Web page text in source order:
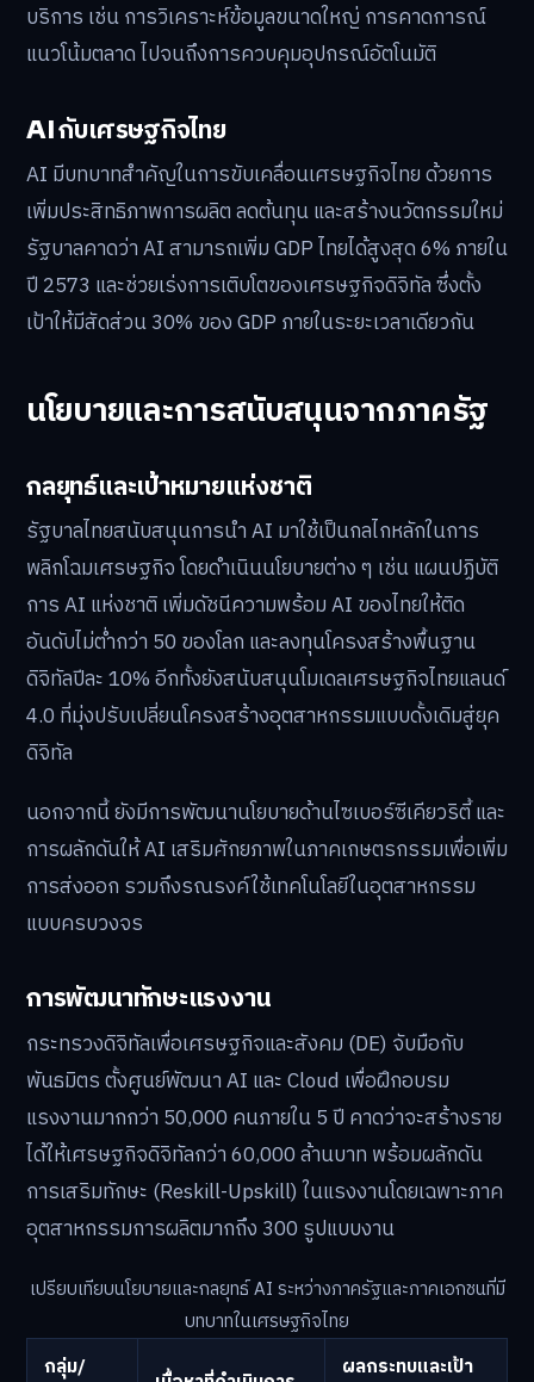
บริการ เช่น การวิเคราะห์ข้อมูลขนาดใหญ่ การคาดการณ์
แนวโน้มตลาด ไปจนถึงการควบคุมอุปกรณ์อัตโนมัติ
AI กับเศรษฐกิจไทย
AI มีบทบาทสำคัญในการขับเคลื่อนเศรษฐกิจไทย ด้วยการ
เพิ่มประสิทธิภาพการผลิต ลดต้นทุน และสร้างนวัตกรรมใหม่
รัฐบาลคาดว่า AI สามารถเพิ่ม GDP ไทยได้สูงสุด 6% ภายใน
ปี 2573 และช่วยเร่งการเติบโตของเศรษฐกิจดิจิทัล ซึ่งตั้ง
เป้าให้มีสัดส่วน 30% ของ GDP ภายในระยะเวลาเดียวกัน
นโยบายและการสนับสนุนจากภาครัฐ
กลยุทธ์และเป้าหมายแห่งชาติ
รัฐบาลไทยสนับสนุนการนำ AI มาใช้เป็นกลไกหลักในการ
พลิกโฉมเศรษฐกิจ โดยดำเนินนโยบายต่าง ๆ เช่น แผนปฏิบัติ
การ AI แห่งชาติ เพิ่มดัชนีความพร้อม AI ของไทยให้ติด
อันดับไม่ต่ำกว่า 50 ของโลก และลงทุนโครงสร้างพื้นฐาน
ดิจิทัลปีละ 10% อีกทั้งยังสนับสนุนโมเดลเศรษฐกิจไทยแลนด์
4.0 ที่มุ่งปรับเปลี่ยนโครงสร้างอุตสาหกรรมแบบดั้งเดิมสู่ยุค
ดิจิทัล
นอกจากนี้ ยังมีการพัฒนานโยบายด้านไซเบอร์ซีเคียวริตี้ และ
การผลักดันให้ AI เสริมศักยภาพในภาคเกษตรกรรมเพื่อเพิ่ม
การส่งออก รวมถึงรณรงค์ใช้เทคโนโลยีในอุตสาหกรรม
แบบครบวงจร
การพัฒนาทักษะแรงงาน
กระทรวงดิจิทัลเพื่อเศรษฐกิจและสังคม (DE) จับมือกับ
พันธมิตร ตั้งศูนย์พัฒนา AI และ Cloud เพื่อฝึกอบรม
แรงงานมากกว่า 50,000 คนภายใน 5 ปี คาดว่าจะสร้างราย
ได้ให้เศรษฐกิจดิจิทัลกว่า 60,000 ล้านบาท พร้อมผลักดัน
การเสริมทักษะ (Reskill-Upskill) ในแรงงานโดยเฉพาะภาค
อุตสาหกรรมการผลิตมากถึง 300 รูปแบบงาน
เปรียบเทียบนโยบายและกลยุทธ์ AI ระหว่างภาครัฐและภาคเอกชนที่มี
บทบาทในเศรษฐกิจไทย
กลุ่ม/
ผลกระทบและเป้า